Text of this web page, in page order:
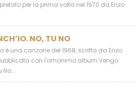
per la prima volta nel 1970 da Enzo
NO, TU NO
è una canzone del 1968, scritta da Enzo
con l'omonimo album Vengo
No...